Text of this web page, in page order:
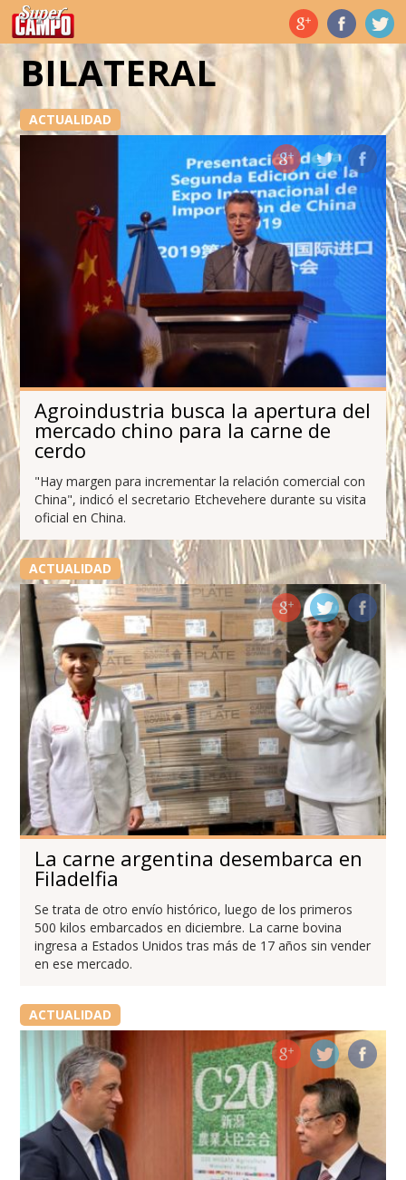
Temas de hoy
BILATERAL
ACTUALIDAD
Agroindustria busca la apertura del
mercado chino para la carne de
cerdo
"Hay margen para incrementar la relación comercial con
China", indicó el secretario Etchevehere durante su visita
oficial en China.
ACTUALIDAD
La carne argentina desembarca en
Filadelfia
Se trata de otro envío histórico, luego de los primeros
500 kilos embarcados en diciembre. La carne bovina
ingresa a Estados Unidos tras más de 17 años sin vender
en ese mercado.
ACTUALIDAD